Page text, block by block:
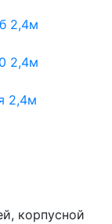
2,4м
2,4м
2,4м
корпусной